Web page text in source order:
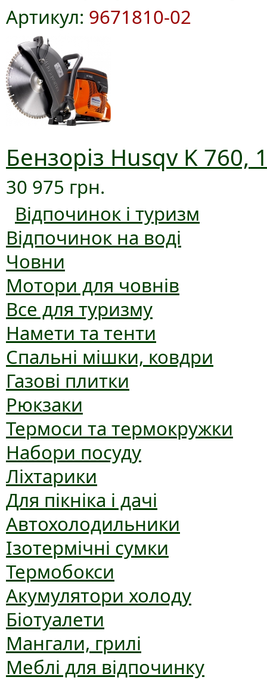
Артикул: 9671810-02
Бензоріз Husqv K 760,
30 975 грн.
Відпочинок і туризм
Відпочинок на воді
Човни
Мотори для човнів
Все для туризму
Намети та тенти
Спальні мішки, ковдри
Газові плитки
Рюкзаки
Термоси та термокружки
Набори посуду
Ліхтарики
Для пікніка і дачі
Автохолодильники
Ізотермічні сумки
Термобокси
Акумулятори холоду
Біотуалети
Мангали, грилі
Меблі для відпочинку